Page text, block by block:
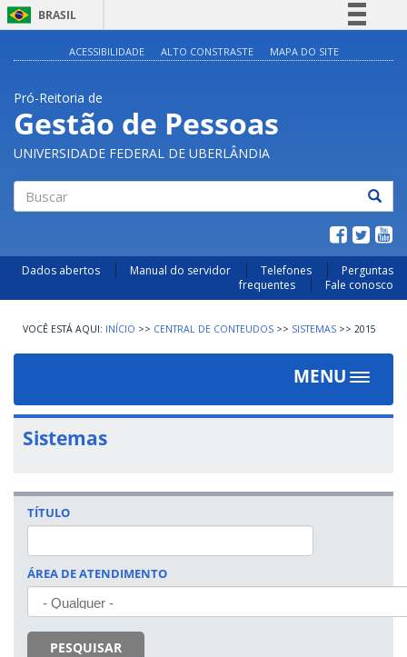
BRASIL
Acesso à informação
Legislação
Canais
ACESSIBILIDADE ALTO CONSTRASTE MAPA DO SITE
Pró-Reitoria de
Gestão de Pessoas
UNIVERSIDADE FEDERAL DE UBERLÂNDIA
Dados abertos Manual do servidor Telefones
Perguntas
frequentes
Fale conosco
INÍCIO >> CENTRAL DE CONTEUDOS >> SISTEMAS >> 2015
MENU
Toggle
Sistemas
TÍTULO
ÁREA DE ATENDIMENTO
PESQUISAR